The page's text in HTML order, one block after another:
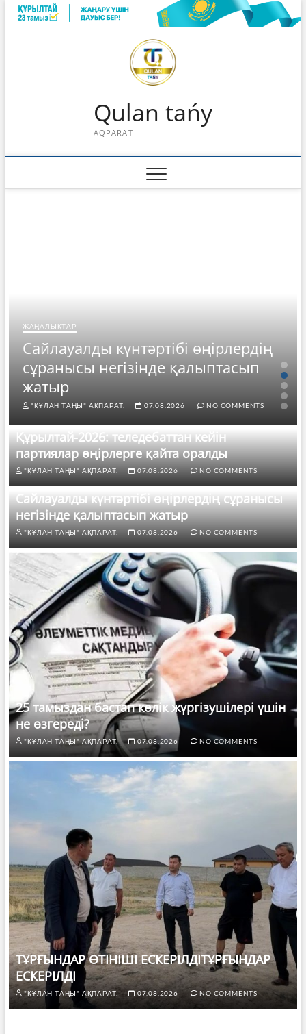
Skip
Qulan tańy
AQPARAT
ЖАҢАЛЫҚТАР
Сайлауалды күнтәртібі өңірлердің
сұранысы негізінде қалыптасып
жатыр
"ҚҰЛАН ТАҢЫ" АҚПАРАТ. 07.08.2026 NO COMMENTS
Құрылтай-2026: теледебаттан кейін
партиялар өңірлерге қайта оралды
"ҚҰЛАН ТАҢЫ" АҚПАРАТ. 07.08.2026 NO COMMENTS
Сайлауалды күнтәртібі өңірлердің сұранысы
негізінде қалыптасып жатыр
"ҚҰЛАН ТАҢЫ" АҚПАРАТ. 07.08.2026 NO COMMENTS
25 тамыздан бастап көлік жүргізушілері үшін
не өзгереді?
"ҚҰЛАН ТАҢЫ" АҚПАРАТ. 07.08.2026 NO COMMENTS
ТҰРҒЫНДАР ӨТІНІШІ ЕСКЕРІЛДІТҰРҒЫНДАР
ЕСКЕРІЛДІ
"ҚҰЛАН ТАҢЫ" АҚПАРАТ. 07.08.2026 NO COMMENTS